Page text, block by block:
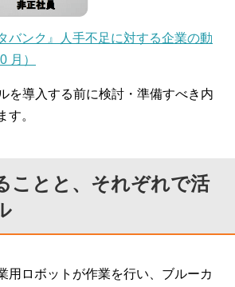
バンク』人手不足に対する企業の動
月）
を導入する前に検討・準備すべき内
す。
ことと、それぞれで活
用ロボットが作業を行い、ブルーカ